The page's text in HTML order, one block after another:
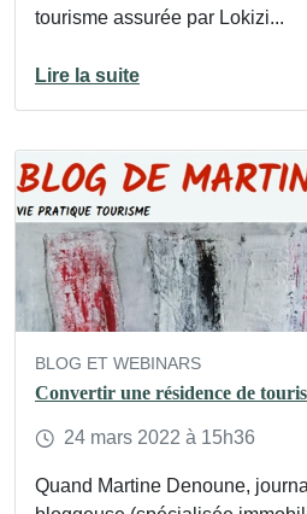
tourisme assurée par Lokizi...
Lire la suite
BLOG ET WEBINARS
Convertir une résidence de
24 mars 2022 à 15h36
Quand Martine Denoune,